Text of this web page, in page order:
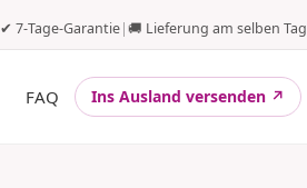
✔ 7-Tage-Garantie|🚚 Lieferung am selben Tag
FAQ Ins Ausland versenden ↗